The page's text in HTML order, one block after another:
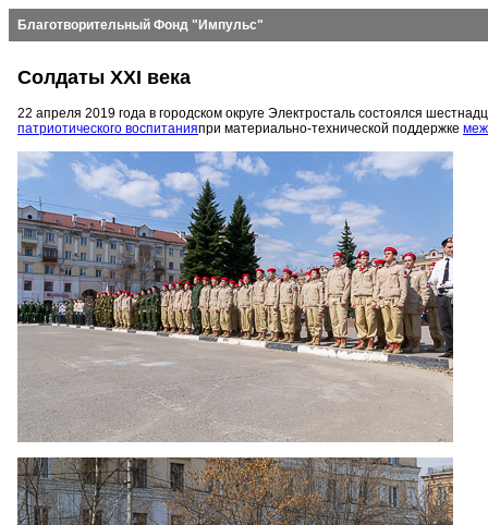
Благотворительный Фонд "Импульс"
Солдаты XXI века
22 апреля 2019 года в городском округе Электросталь состоялся
патриотического воспитанияпри материально-технической поддержке